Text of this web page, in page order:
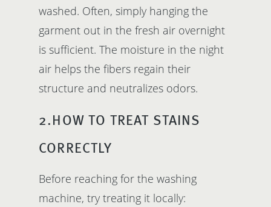
washed. Often, simply hanging the
garment out in the fresh air overnight
is sufficient. The moisture in the night
air helps the fibers regain their
structure and neutralizes odors.
2.HOW TO TREAT STAINS
CORRECTLY
Before reaching for the washing
machine, try treating it locally: